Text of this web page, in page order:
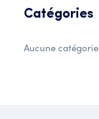
Catégories
Aucune catégorie